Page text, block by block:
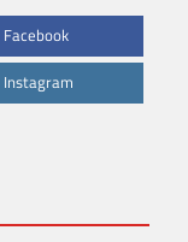
Facebook
Instagram